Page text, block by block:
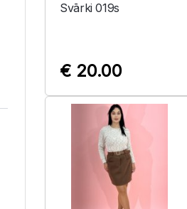
Svārki 019s
€ 20.00